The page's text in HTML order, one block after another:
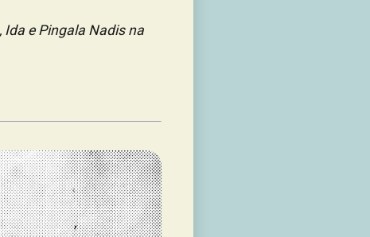
e Pingala Nadis na